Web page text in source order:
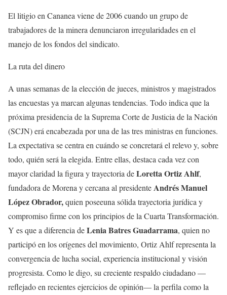
El litigio en Cananea viene de 2006 cuando un grupo de
trabajadores de la minera denunciaron irregularidades en el
manejo de los fondos del sindicato.
La ruta del dinero
A unas semanas de la elección de jueces, ministros y magistrados
las encuestas ya marcan algunas tendencias. Todo indica que la
próxima presidencia de la Suprema Corte de Justicia de la Nación
(SCJN) erá encabezada por una de las tres ministras en funciones.
La expectativa se centra en cuándo se concretará el relevo y, sobre
todo, quién será la elegida. Entre ellas, destaca cada vez con
mayor claridad la figura y trayectoria deLoretta Ortiz Ahlf,
fundadora de Morena y cercana al presidenteAndrés Manuel
López Obrador,quien poseeuna sólida trayectoria jurídica y
compromiso firme con los principios de la Cuarta Transformación.
Y es que a diferencia deLenia Batres Guadarrama, quien no
participó en los orígenes del movimiento, Ortiz Ahlf representa la
convergencia de lucha social, experiencia institucional y visión
progresista. Como le digo, su creciente respaldo ciudadano —
reflejado en recientes ejercicios de opinión— la perfila como la